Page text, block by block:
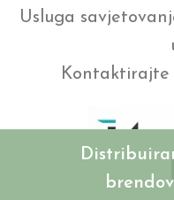
Usluga
Kontaktirajte